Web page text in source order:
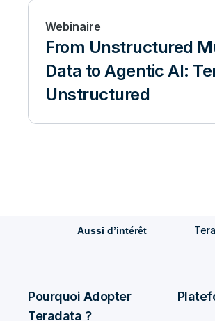
Webinaire
From Unstructured
Data to Agentic AI:
Unstructured
Aussi d’intérêt
Pourquoi Adopter
Teradata ?